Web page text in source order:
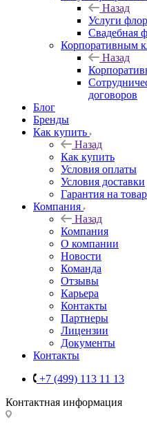
Назад
Услуги
Свадебная
Корпоративным
Назад
договоров
Блог
Бренды
Как купить
Назад
Как купить
Условия оплаты
Условия доставки
Гарантия на товар
Компания
Назад
Компания
О компании
Новости
Команда
Отзывы
Карьера
Контакты
Партнеры
Лицензии
Документы
Контакты
+7 (499) 113 11 13
Контактная информация